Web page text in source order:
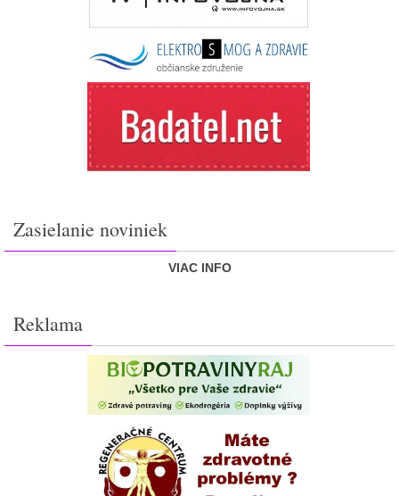
Zasielanie noviniek
VIAC INFO
Reklama